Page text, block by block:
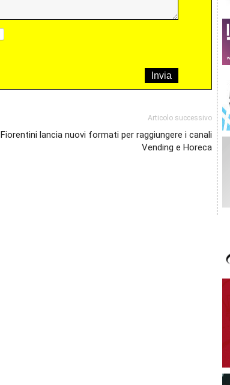
Articolo successivo
Fiorentini lancia nuovi formati per raggiungere i canali
Vending e Horeca